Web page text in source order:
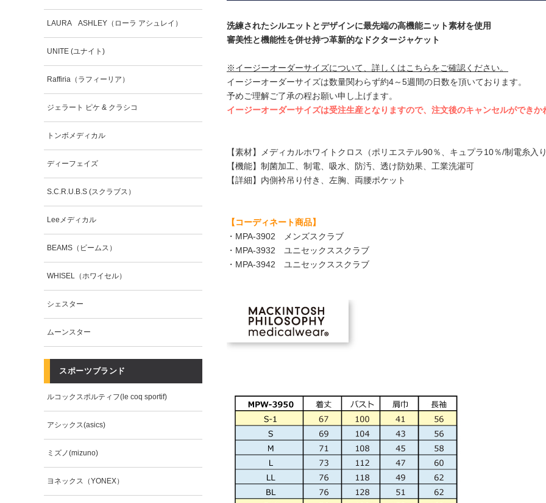
洗練されたシルエットとデザインに最先端の高機能ニット素材を使用
審美性と機能性を併せ持つ革新的なドクタージャケット
※イージーオーダーサイズについて、詳しくはこちらをご確認ください。
イージーオーダーサイズは数量関わらず約4～5週間の日数を頂いております。
予めご理解ご了承の程お願い申し上げます。
イージーオーダーサイズは受注生産となりますので、注文後のキャンセルができか
【素材】メディカルホワイトクロス（ポリエステル90％、キュプラ10％/制電糸入り
【機能】制菌加工、制電、吸水、防汚、透け防効果、工業洗濯可
【詳細】内側衿吊り付き、左胸、両腰ポケット
【コーディネート商品】
・ MPA-3902 メンズスクラブ
・ MPA-3932 ユニセックススクラブ
・ MPA-3942 ユニセックススクラブ
LAURA ASHLEY（ローラ アシュレイ）
UNITE (ユナイト)
Raffiria（ラフィーリア）
ジェラート ピケ & クラシコ
トンボメディカル
ディーフェイズ
S.C.R.U.B.S (スクラブス）
Leeメディカル
BEAMS（ビームス）
WHISEL（ホワイセル）
シェスター
ムーンスター
スポーツブランド
ルコックスポルティフ(le coq sportif)
アシックス(asics)
ミズノ(mizuno)
ヨネックス（YONEX）